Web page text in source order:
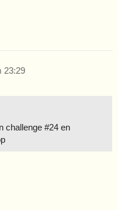
23:29
challenge #24 en